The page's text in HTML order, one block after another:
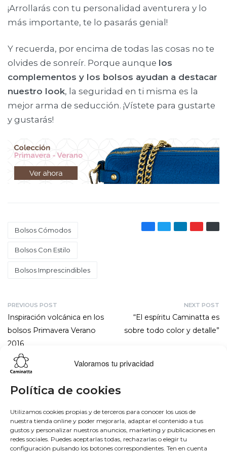
Valoramos tu privacidad
Política de cookies
Utilizamos cookies propias y de terceros para conocer los usos de
nuestra tienda online y poder mejorarla, adaptar el contenido a tus
gustos y personalizar nuestros anuncios, marketing y publicaciones en
redes sociales. Puedes aceptarlas todas, rechazarlas o elegir tu
configuración pulsando los botones correspondientes. Ten en cuenta
¡Arrollarás con tu personalidad aventurera y lo
más importante, te lo pasarás genial!
Y recuerda, por encima de todas las cosas no te
olvides de sonreír. Porque aunque los
complementos y los bolsos ayudan a destacar
nuestro look, la seguridad en ti misma es la
mejor arma de seducción. ¡Vístete para gustarte
y gustarás!
Bolsos Cómodos
Bolsos Con Estilo
Bolsos Imprescindibles
PREVIOUS POST
Inspiración volcánica en los
bolsos Primavera Verano
2016
NEXT POST
“El espíritu Caminatta es
sobre todo color y detalle”
Bowling
Hobo
Monedero
Mochila
Sobre nosotros
50 aniversario
Únete al equipo
Blog
Facebook
Instagram
Twitter
Youtube